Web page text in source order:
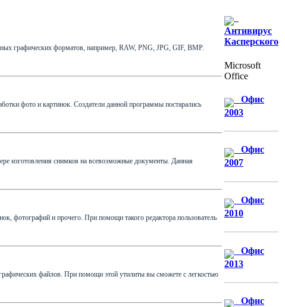
графических форматов, например, RAW, PNG, JPG, GIF, BMP.
фото и картинок. Создатели данной программы постарались
изготовления снимков на всевозможные документы. Данная
фотографий и прочего. При помощи такого редактора пользователь
файлов. При помощи этой утилиты вы сможете с легкостью
Антивирус
Касперского
Microsoft
Office
Офис
2003
Офис
2007
Офис
2010
Офис
2013
Офис